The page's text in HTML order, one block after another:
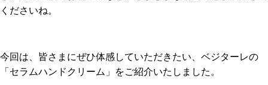
くださいね。
今回は、皆さまにぜひ体感していただきたい、ベジターレの
「セラムハンドクリーム」をご紹介いたしました。